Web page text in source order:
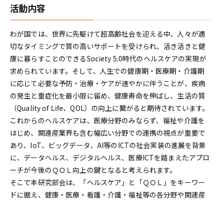
活動内容
わが国では、世界に先駆けて超高齢社会を迎える中、人々が適
切なタイミングで質の高いサポートを受けられ、活き活きと健
康に暮らすことのできるSociety 5.0時代のヘルスケアの実現が
求められています。そして、人生での健康期・医療期・介護期
に応じて必要な予防・治療・ケアが速やかに伴うことが、疾病
の発生と重症化を最小限に留め、健康寿命を伸ばし、生活の質
（Quality of Life、QOL）の向上に繋がると期待されています。
これからのヘルスケアは、医療分野のみならず、福祉や介護を
はじめ、関連産業界も含む幅広い分野での連携の視点が重要で
あり、IoT、ビッグデータ、AI等のICTの社会実装の進展を背景
に、データヘルス、デジタルヘルス、医療ICTを踏まえたアプロ
ーチが今後のＱＯＬ向上の鍵となると考えられます。
そこで本研究部会は、「ヘルスケア」と「ＱＯＬ」をキーワー
ドに据え、健康・医療・看護・介護・福祉等の各分野や関連産